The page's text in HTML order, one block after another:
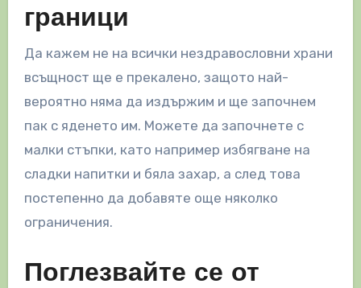
граници
Да кажем не на всички нездравословни храни
всъщност ще е прекалено, защото най-
вероятно няма да издържим и ще започнем
пак с яденето им. Можете да започнете с
малки стъпки, като например избягване на
сладки напитки и бяла захар, а след това
постепенно да добавяте още няколко
ограничения.
Поглезвайте се от